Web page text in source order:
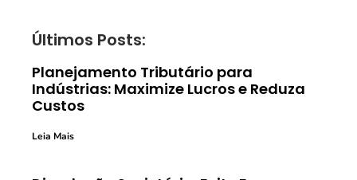
Últimos Posts:
Planejamento Tributário para
Indústrias: Maximize Lucros e Reduza
Custos
Leia Mais